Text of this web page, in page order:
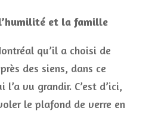
et la famille
qu’il a choisi de
des siens, dans ce
vu grandir. C’est d’ici,
le plafond de verre en